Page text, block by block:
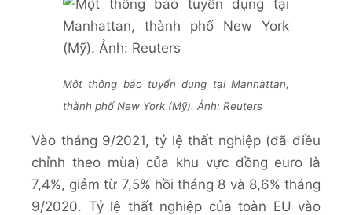
Một thông báo tuyển dụng tại Manhattan,
thành phố New York (Mỹ). Ảnh: Reuters
Vào tháng 9/2021, tỷ lệ thất nghiệp (đã điều
chỉnh theo mùa) của khu vực đồng euro là
7,4%, giảm từ 7,5% hồi tháng 8 và 8,6% tháng
9/2020. Tỷ lệ thất nghiệp của toàn EU vào